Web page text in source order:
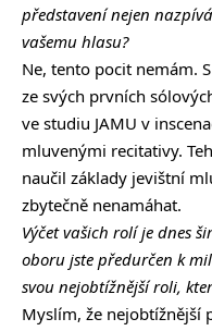
představení nejen
vašemu hlasu?
Ne, tento pocit nemám.
ze svých prvních
ve studiu JAMU v
mluvenými recitativy.
naučil základy jevištní
zbytečně nenamáhat.
Výčet vašich rolí je dnes
oboru jste předurčen k
svou nejobtížnější roli,
Myslím, že nejobtížnější